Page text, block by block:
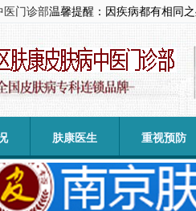
医门诊部温馨提醒：因疾病都有相同
肤康医生 重视预防